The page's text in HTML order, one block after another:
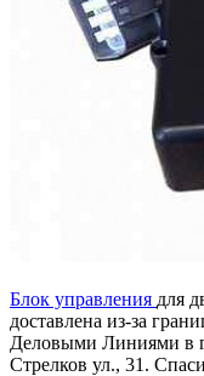
Блок управления для
доставлена из-за
Деловыми Линиями в
Стрелков ул., 31 .